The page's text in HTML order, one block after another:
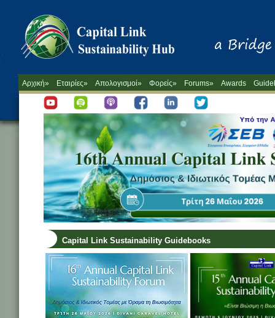
Αρχική» Εταιρίες» Απολογισμοί» Φορείς» Forums» Awards
Capital Link Sustainability Guidebooks